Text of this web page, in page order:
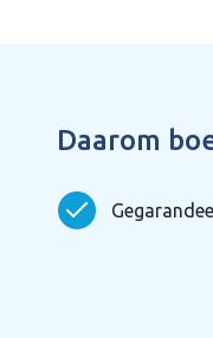
Daarom